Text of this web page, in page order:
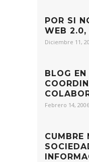
POR SI
WEB 2.0,
Diciembre 11,
BLOG EN
Febrero 14, 2006
CUMBRE